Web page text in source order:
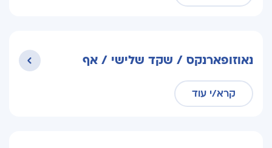
נאוזופארנקס / שקד שלישי / אף
קרא/י עוד